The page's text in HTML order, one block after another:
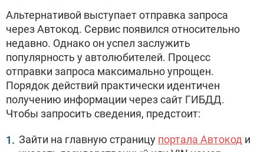
Альтернативой выступает отправка запроса
через Автокод. Сервис появился относительно
недавно. Однако он успел заслужить
популярность у автолюбителей. Процесс
отправки запроса максимально упрощен.
Порядок действий практически идентичен
получению информации через сайт ГИБДД.
Чтобы запросить сведения, предстоит:
Зайти на главную страницу портала Автокод и